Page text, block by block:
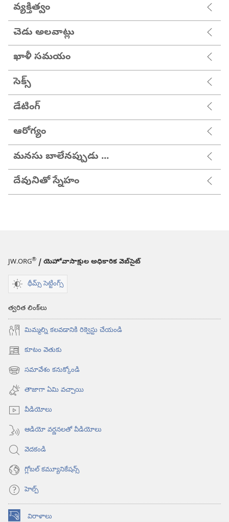
వ్యక్తిత్వం
చెడు అలవాట్లు
ఖాళీ సమయం
సెక్స్
డేటింగ్
ఆరోగ్యం
మనసు బాలేనప్పుడు ...
దేవునితో స్నేహం
JW.ORG® / యెహోవాసాక్షుల అధికారిక వెబ్‌సైట్‌
థీమ్స్ సెట్టింగ్స్
త్వరిత లింక్‌లు
మిమ్మల్ని కలవడానికి రిక్వెస్టు చేయండి
కూటం వెతుకు
(కొత్త
విండో
ఓపెన్‌
అవుతుంది)
సమావేశం కనుక్కోండి
(కొత్త
విండో
ఓపెన్‌
అవుతుంది)
తాజాగా ఏమి వచ్చాయి
వీడియోలు
ఆడియో వర్ణనలతో వీడియోలు
వెదకండి
గ్లోబల్‌ కమ్యూనికేషన్స్‌
హెల్ప్‌
విరాళాలు